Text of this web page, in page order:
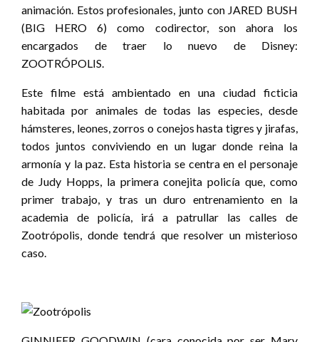
animación. Estos profesionales, junto con JARED BUSH
(BIG HERO 6) como codirector, son ahora los
encargados de traer lo nuevo de Disney:
ZOOTRÓPOLIS.
Este filme está ambientado en una ciudad ficticia
habitada por animales de todas las especies, desde
hámsteres, leones, zorros o conejos hasta tigres y jirafas,
todos juntos conviviendo en un lugar donde reina la
armonía y la paz. Esta historia se centra en el personaje
de Judy Hopps, la primera conejita policía que, como
primer trabajo, y tras un duro entrenamiento en la
academia de policía, irá a patrullar las calles de
Zootrópolis, donde tendrá que resolver un misterioso
caso.